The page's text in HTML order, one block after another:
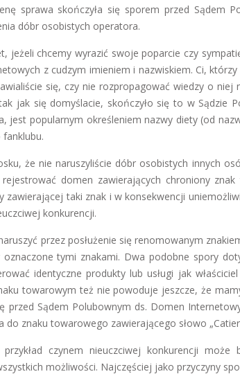
sprawa skończyła się sporem przed Sądem
dóbr osobistych operatora.
jeżeli chcemy wyrazić swoje poparcie czy
z cudzym imieniem i nazwiskiem. Ci,
się, czy nie rozpropagować wiedzy o niej
jak się domyślacie, skończyło się to w Sądzie
jest popularnym określeniem nazwy diety (od
że nie naruszyliście dóbr osobistych innych
domen zawierających chroniony znak
taki znak i w konsekwencji
konkurencji.
przez posłużenie się renomowanym
tymi znakami. Dwa podobne spory
identyczne produkty lub usługi jak
towarowym też nie powoduje jeszcze, że
przed Sądem Polubownym ds. Domen
znaku towarowego zawierającego słowo
czynem nieuczciwej konkurencji może
możliwości. Najczęściej jako przyczyny